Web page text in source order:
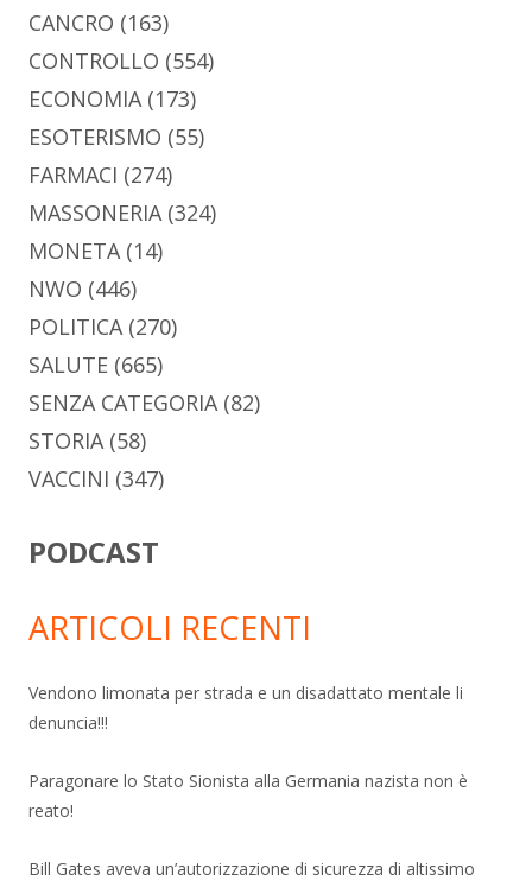
CANCRO (163)
CONTROLLO (554)
ECONOMIA (173)
ESOTERISMO (55)
FARMACI (274)
MASSONERIA (324)
MONETA (14)
NWO (446)
POLITICA (270)
SALUTE (665)
SENZA CATEGORIA (82)
STORIA (58)
VACCINI (347)
PODCAST
ARTICOLI RECENTI
Vendono limonata per strada e un disadattato mentale li
denuncia!!!
Paragonare lo Stato Sionista alla Germania nazista non è
reato!
Bill Gates aveva un’autorizzazione di sicurezza di altissimo